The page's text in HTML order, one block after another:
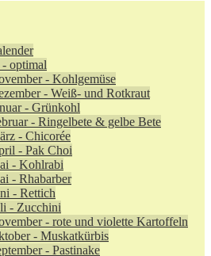
- optimal
- Kohlgemüse
- Weiß- und Rotkraut
- Grünkohl
- Ringelbete & gelbe Bete
- Chicorée
- Pak Choi
- Kohlrabi
- Rhabarber
- Rettich
- Zucchini
- rote und violette Kartoffeln
- Muskatkürbis
- Pastinake